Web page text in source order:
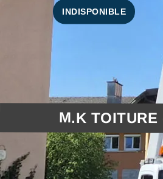
INDISPONIBLE
M.K